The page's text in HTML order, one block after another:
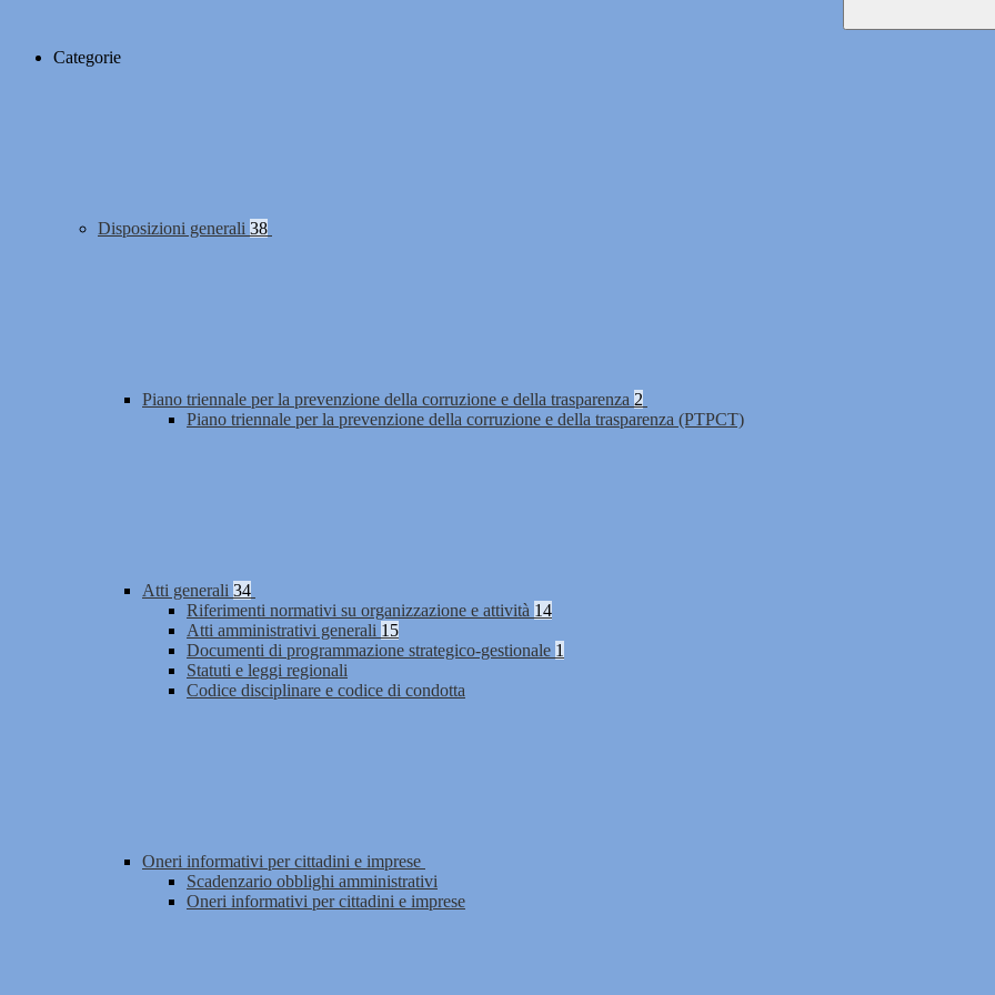
Categorie
Disposizioni generali 38
Piano triennale per la prevenzione della corruzione e della trasparenza 2
Piano triennale per la prevenzione della corruzione e della trasparenza (PTPCT)
Atti generali 34
Riferimenti normativi su organizzazione e attività 14
Atti amministrativi generali 15
Documenti di programmazione strategico-gestionale 1
Statuti e leggi regionali
Codice disciplinare e codice di condotta
Oneri informativi per cittadini e imprese
Scadenzario obblighi amministrativi
Oneri informativi per cittadini e imprese